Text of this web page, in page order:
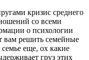
кризис среднего
со всеми
о психологии
вам решить семейные
еще, ох какие
груз этих